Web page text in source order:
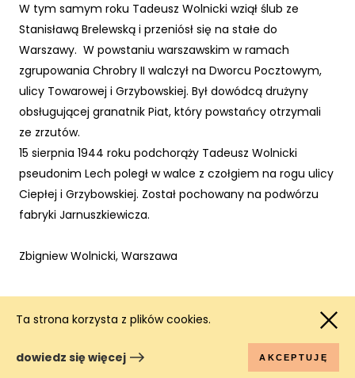
Ta strona korzysta z plików cookies.
dowiedz się więcej AKCEPTUJĘ
W tym samym roku Tadeusz Wolnicki wziął ślub ze
Stanisławą Brelewską i przeniósł się na stałe do
Warszawy. W powstaniu warszawskim w ramach
zgrupowania Chrobry II walczył na Dworcu Pocztowym,
ulicy Towarowej i Grzybowskiej. Był dowódcą drużyny
obsługującej granatnik Piat, który powstańcy otrzymali
ze zrzutów.
15 sierpnia 1944 roku podchorąży Tadeusz Wolnicki
pseudonim Lech poległ w walce z czołgiem na rogu ulicy
Ciepłej i Grzybowskiej. Został pochowany na podwórzu
fabryki Jarnuszkiewicza.
Zbigniew Wolnicki, Warszawa
Fragment nadesłanej pracy: